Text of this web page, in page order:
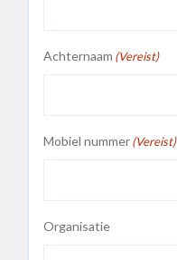
Achternaam (Vereist)
Mobiel nummer(Vereist)
Organisatie